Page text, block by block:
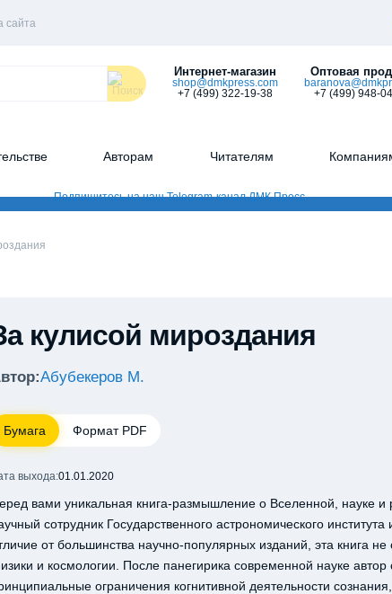
сайта
Интернет-магазин
shop@dmkpress.com
+7 (499) 322-19-38
Оптовая
+7 (499) 948-
Авторам Читателям
кулисой мироздания
Абубекеров М.
Бумага Формат PDF
выхода:01.01.2020
вами уникальная книга-размышление о Вселенной, науке
сотрудник Государственного астрономического
от большинства научно-популярных изданий, эта книга
и космологии. После панегирика современной науке
ограничения когнитивной деятельности